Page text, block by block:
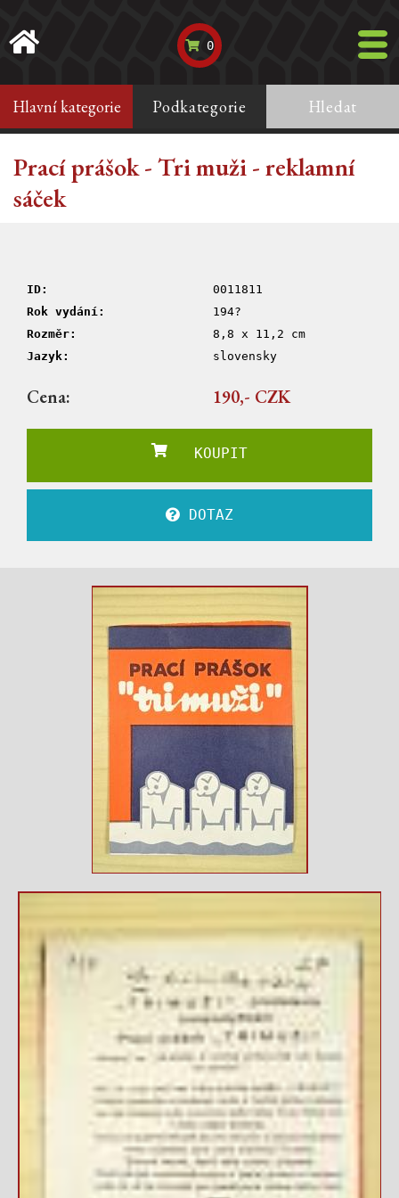
0
Hlavní kategorie Podkategorie Hledat
Prací prášok - Tri muži - reklamní
sáček
ID:
0011811
Rok vydání:
194?
Rozměr:
8,8 x 11,2 cm
Jazyk:
slovensky
Cena: 190,- CZK
KOUPIT
DOTAZ